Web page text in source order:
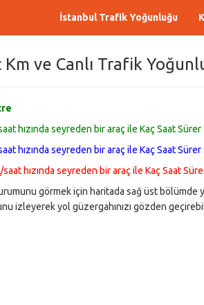
İstanbul Trafik Yoğunluğu
Km ve Canlı Trafik
hızında seyreden bir araç ile Kaç Saat Sürer :
hızında seyreden bir araç ile Kaç Saat Sürer :
hızında seyreden bir araç ile Kaç Saat
görmek için haritada sağ üst bölümde
izleyerek yol güzergahınızı gözden